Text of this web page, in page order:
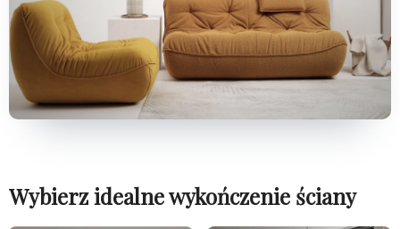
Wybierz idealne wykończenie ściany